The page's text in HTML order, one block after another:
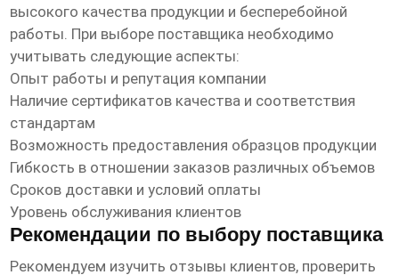
высокого качества продукции и бесперебойной
работы. При выборе поставщика необходимо
учитывать следующие аспекты:
Опыт работы и репутация компании
Наличие сертификатов качества и соответствия
стандартам
Возможность предоставления образцов продукции
Гибкость в отношении заказов различных объемов
Сроков доставки и условий оплаты
Уровень обслуживания клиентов
Рекомендации по выбору поставщика
Рекомендуем изучить отзывы клиентов, проверить